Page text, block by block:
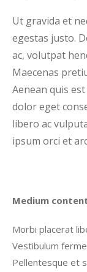
Ut gravida et
egestas justo.
ac, volutpat
Maecenas
Aenean quis
dolor eget
libero ac
ipsum orci et
Medium
Morbi placerat
Vestibulum
Pellentesque et